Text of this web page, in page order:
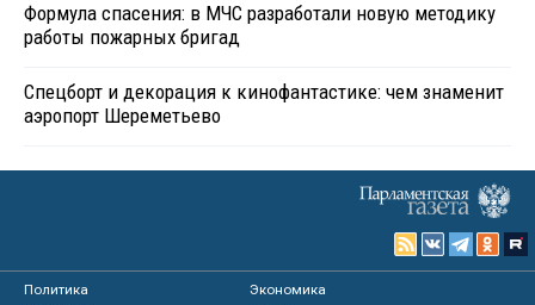
Формула спасения: в МЧС разработали новую методику
работы пожарных бригад
Спецборт и декорация к кинофантастике: чем знаменит
аэропорт Шереметьево
Политика
Экономика